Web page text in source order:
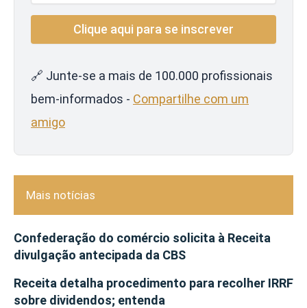
🔗 Junte-se a mais de 100.000 profissionais
bem-informados - Compartilhe com um
amigo
Mais notícias
Confederação do comércio solicita à Receita
divulgação antecipada da CBS
Receita detalha procedimento para recolher IRRF
sobre dividendos; entenda